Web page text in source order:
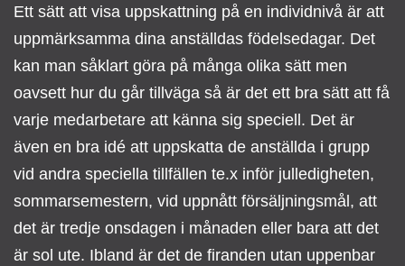
Ett sätt att visa uppskattning på en individnivå är att
uppmärksamma dina anställdas födelsedagar. Det
kan man såklart göra på många olika sätt men
oavsett hur du går tillväga så är det ett bra sätt att få
varje medarbetare att känna sig speciell. Det är
även en bra idé att uppskatta de anställda i grupp
vid andra speciella tillfällen te.x inför julledigheten,
sommarsemestern, vid uppnått försäljningsmål, att
det är tredje onsdagen i månaden eller bara att det
är sol ute. Ibland är det de firanden utan uppenbar